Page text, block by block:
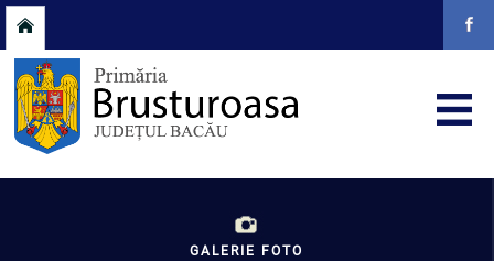
GALERIE FOTO